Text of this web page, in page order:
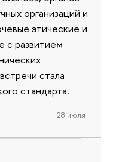
организаций и
этические и
с развитием
стала
стандарта.
28 июля